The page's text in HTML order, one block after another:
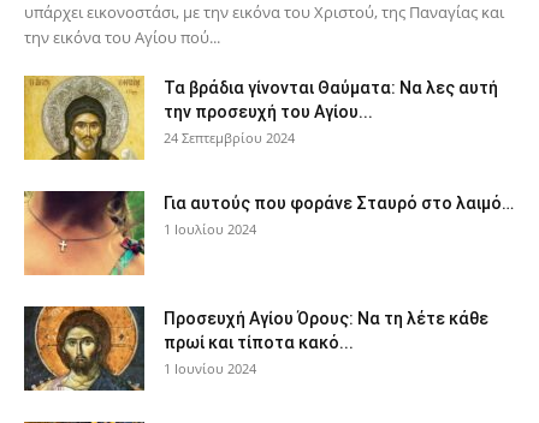
υπάρχει εικονοστάσι, με την εικόνα του Χριστού, της Παν­αγίας και
την εικόνα του Αγίου πού...
Τα βράδια γίνονται Θαύματα: Να λες αυτή
την προσευχή του Αγίου...
24 Σεπτεμβρίου 2024
Για αυτούς που φοράνε Σταυρό στο λαιμό…
1 Ιουλίου 2024
Προσευχή Αγίου Όρους: Να τη λέτε κάθε
πρωί και τίποτα κακό...
1 Ιουνίου 2024